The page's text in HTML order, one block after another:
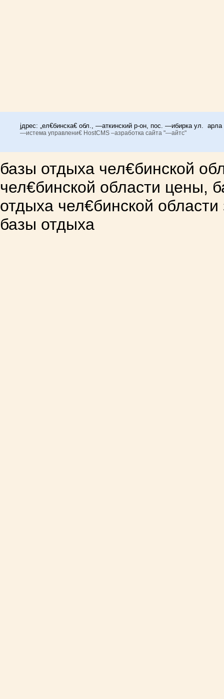
јдрес: „ел€бинска€ обл., —аткинский р-он, пос. —ибирка ул.
—истема управлени€ HostCMS –азработка сайта "—айтс"
базы отдыха чел€бинской
чел€бинской области цены,
отдыха чел€бинской
базы отдыха